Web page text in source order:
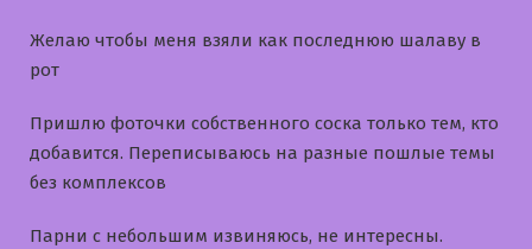
Желаю чтобы меня взяли как последнюю шалаву в
рот
Пришлю фоточки собственного соска только тем, кто
добавится. Переписываюсь на разные пошлые темы
без комплексов
Парни с небольшим извиняюсь, не интересны.